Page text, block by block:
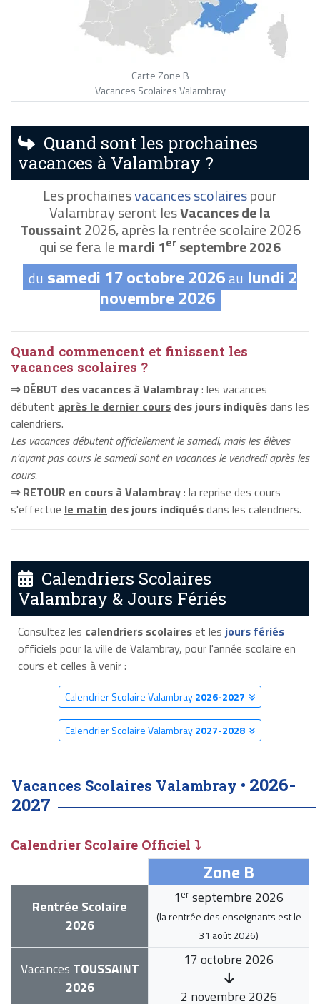
Carte Zone B
Vacances Scolaires Valambray
Quand sont les prochaines
vacances à Valambray ?
Les prochainesvacances scolairespour
Valambray seront lesVacances de la
Toussaint2026, après la rentrée scolaire 2026
qui se fera lemardi 1er septembre 2026
du samedi 17 octobre 2026au lundi 2
novembre 2026
Quand commencent et finissent les
vacances scolaires ?
⇒ DÉBUT des vacances à Valambray: les vacances
débutent après le dernier cours des jours indiquésdans les
calendriers.
Les vacances débutent officiellement le samedi, mais les élèves
n'ayant pas cours le samedi sont en vacances le vendredi après les
cours.
⇒ RETOUR en cours à Valambray: la reprise des cours
s'effectue le matin des jours indiquésdans les calendriers.
Calendriers Scolaires
Valambray & Jours Fériés
Consultez les calendriers scolaireset les jours fériés
officiels pour la ville de Valambray, pour l'année scolaire en
cours et celles à venir :
Calendrier Scolaire Valambray2026-2027
Calendrier Scolaire Valambray2027-2028
Vacances Scolaires Valambray • 2026-
2027
Calendrier Scolaire Officiel ⤵
Zone B
Rentrée Scolaire
2026
1 er septembre 2026
(la rentrée des enseignants est le
31 août 2026)
Vacances TOUSSAINT
2026
17 octobre 2026
2 novembre 2026